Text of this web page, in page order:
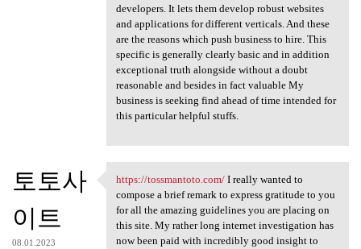
developers. It lets them develop robust websites
and applications for different verticals. And these
are the reasons which push business to hire. This
specific is generally clearly basic and in addition
exceptional truth alongside without a doubt
reasonable and besides in fact valuable My
business is seeking find ahead of time intended for
this particular helpful stuffs.
토토사
이트
08.01.2023
https://tossmantoto.com/ I
https://tossmantoto.com/I really wanted to
compose a brief remark to express gratitude to you
for all the amazing guidelines you are placing on
this site. My rather long internet investigation has
now been paid with incredibly good insight to